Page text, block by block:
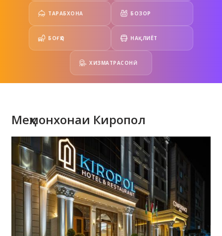
ТАРАБХОНА БОЗОР
БОҒҲО НАҚЛИЁТ
ХИЗМАТРАСОНӢ
Меҳмонхонаи Киропол